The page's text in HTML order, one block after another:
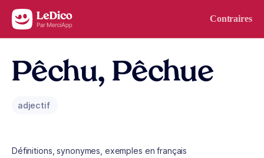
Aller au contenu Contraires
Pêchu, Pêchue
adjectif
Définitions, synonymes, exemples en français